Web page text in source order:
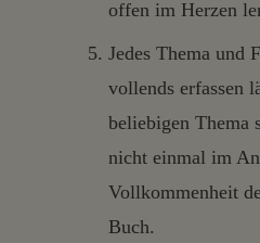
offen im Herzen
Jedes Thema und
vollends erfassen
beliebigen Thema
nicht einmal im
Vollkommenheit
Buch.